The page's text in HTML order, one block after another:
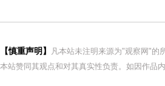
【慎重声明】
凡本站未注明来源为"观察网"的
本站赞同其观点和对其真实性负责。如因作品